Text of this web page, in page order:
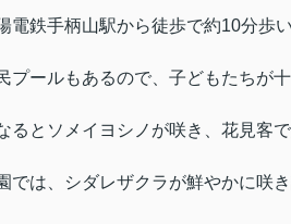
電鉄手柄山駅から徒歩で約10分歩
プールもあるので、子どもたちが
るとソメイヨシノが咲き、花見客で
では、シダレザクラが鮮やかに咲き